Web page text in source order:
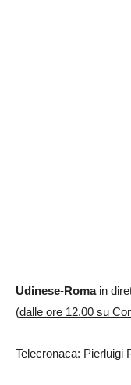
Udinese-Roma in
(dalle ore 12.00 su
Telecronaca: Pierluigi